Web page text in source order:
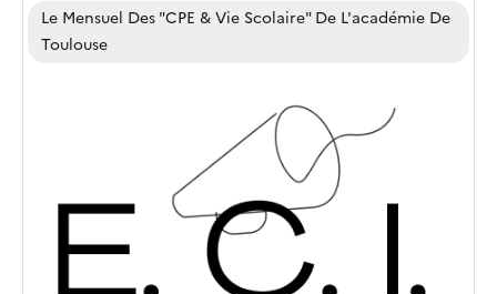
Corps
Le Mensuel Des "CPE & Vie Scolaire" De L'académie De
Toulouse